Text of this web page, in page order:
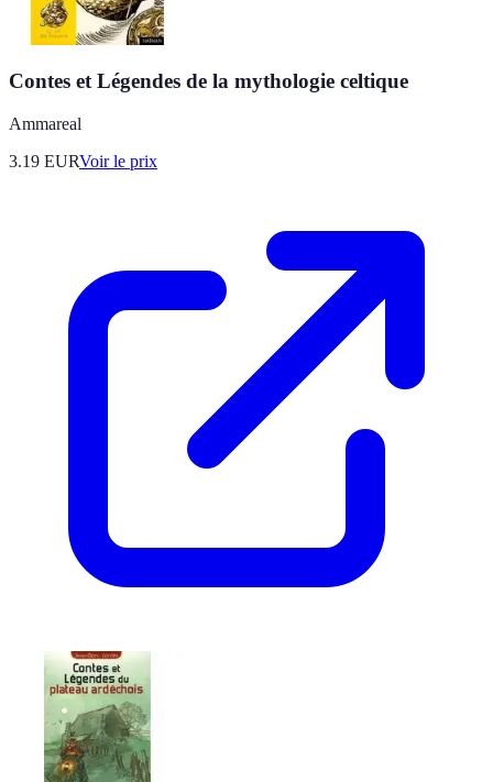
Contes et Légendes de la mythologie celtique
Ammareal
3.19 EURVoir le prix